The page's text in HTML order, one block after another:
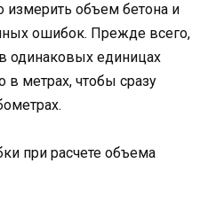
измерить объем бетона и
ошибок. Прежде всего,
одинаковых единицах
в метрах, чтобы сразу
при расчете объема